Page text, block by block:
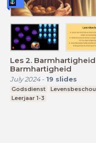
Les 2.
Barmhartigheid
July 2024- 19 slides
Godsdienst
Leerjaar 1-3